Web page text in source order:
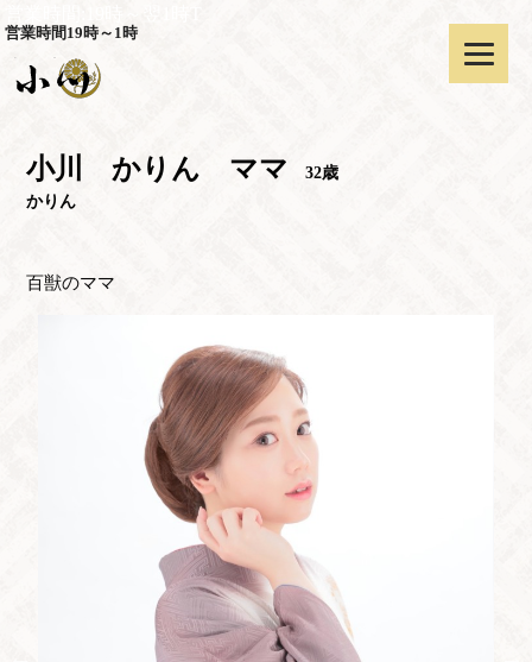
営業時間19時～1時
小川 かりん ママ
32歳
かりん
百獣のママ